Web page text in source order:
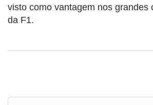
visto como vantagem nos grandes
da F1.